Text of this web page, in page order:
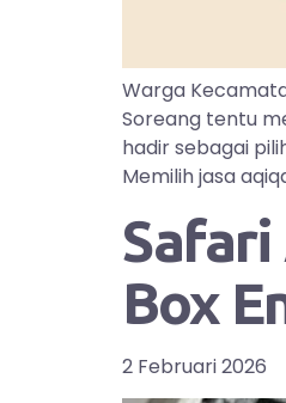
Warga
Soreang tentu
hadir sebagai
Memilih jasa
Safari
Box
2 Februari 2026